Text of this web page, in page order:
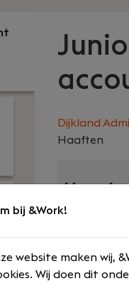
Dijkland
Haaften
Uw rol
Voltijd
bij &Work!
website maken wij,
Wij doen dit